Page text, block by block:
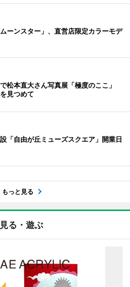
ーンスター」、直営店限定カラーモデ
松本直大さん写真展「極度のここ」
見つめて
「自由が丘ミューズスクエア」開業日
もっと見る
見る・遊ぶ